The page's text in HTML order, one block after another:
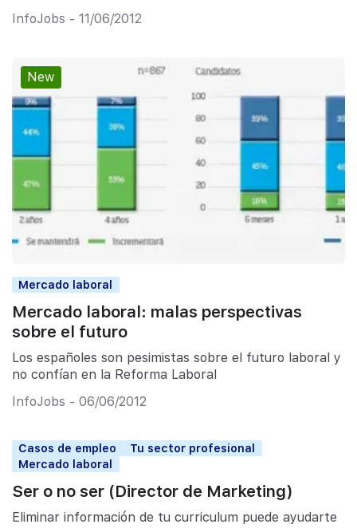
InfoJobs - 11/06/2012
New
Mercado laboral
Mercado laboral: malas perspectivas
sobre el futuro
Los españoles son pesimistas sobre el futuro laboral y
no confían en la Reforma Laboral
InfoJobs - 06/06/2012
Casos de empleo
Tu sector profesional
Mercado laboral
Ser o no ser (Director de Marketing)
Eliminar información de tu curriculum puede ayudarte